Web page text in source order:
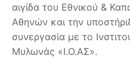
αιγίδα του Εθνικού &
Αθηνών και την
συνεργασία με το
Μυλωνάς «Ι.Ο.ΑΣ».